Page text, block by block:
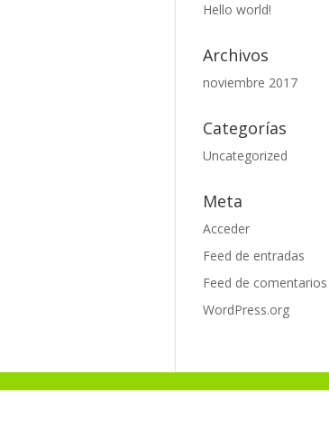
Hello world!
Archivos
noviembre 2017
Categorías
Uncategorized
Meta
Acceder
Feed de entradas
Feed de comentarios
WordPress.org